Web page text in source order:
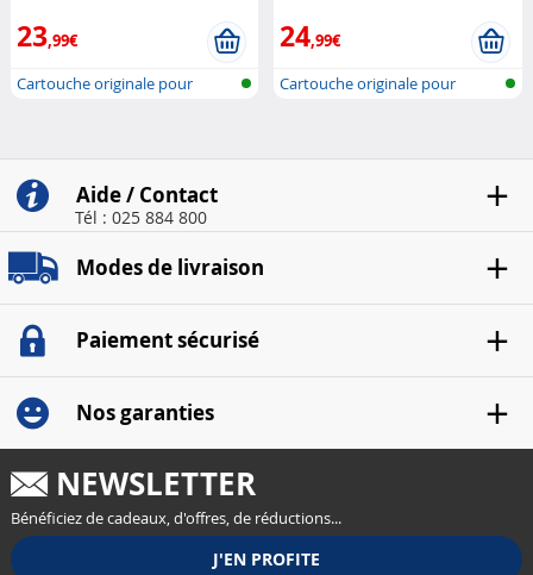
23,99€
Cartouche originale pour
24,99€
Cartouche originale pour
Aide / Contact
Tél : 025 884 800
Modes de livraison
Paiement sécurisé
Nos garanties
NEWSLETTER
Bénéficiez de cadeaux, d'offres, de réductions...